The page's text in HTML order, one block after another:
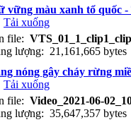
vững màu xanh tổ quốc -
Tải xuống
file:
lượng: 21,161,665
nóng gây cháy rừng
Tải xuống
file: Video_2021-06-
lượng: 35,647,357